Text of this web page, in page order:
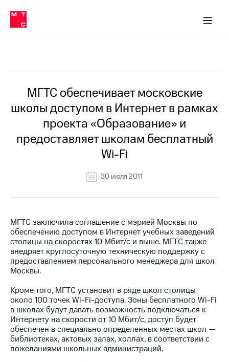
Медиа-центр
и акционерам
Устойчивое развитие
Комплаенс и деловая этика
компании
Карьера
История
компании
Руководство
региона
релизы
МТС
о технологиях
Интервью
Финансовая
отчетность
Контакты
в МТС
Пресс-
релизы
МТС
о технологиях
МГТС обеспечивает московские
школы доступом в Интернет в рамках
проекта «Образование» и
предоставляет школам бесплатный
Wi-Fi
30 июля 2011
МГТС заключила соглашение с мэрией Москвы по
обеспечению доступом в Интернет учебных заведений
столицы на скоростях 10 Мбит/с и выше. МГТС также
внедряет круглосуточную техническую поддержку с
предоставлением персонального менеджера для школ
Москвы.
Кроме того, МГТС установит в ряде школ столицы
около 100 точек Wi-Fi-доступа. Зоны бесплатного Wi-Fi
в школах будут давать возможность подключаться к
Интернету на скорости от 10 Мбит/с, доступ будет
обеспечен в специально определенных местах школ —
библиотеках, актовых залах, холлах, в соответствии с
пожеланиями школьных администраций.